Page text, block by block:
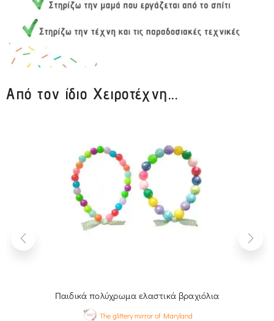
Από τον ίδιο Χειροτέχνη...
Παιδικά πολύχρωμα ελαστικά βραχιόλια
The glittery mirror of Maryland